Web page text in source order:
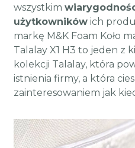
wszystkim
użytkowników ich
markę M&K Foam Koło
Talalay X1 H3 to jeden z
kolekcji Talalay, która
istnienia firmy, a która
zainteresowaniem jak